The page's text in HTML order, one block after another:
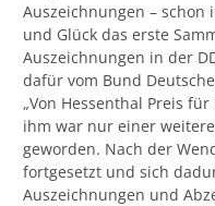
Auszeichnungen – schon
und Glück das erste
Auszeichnungen in der
dafür vom Bund
„Von Hessenthal Preis
ihm war nur einer
geworden. Nach der
fortgesetzt und sich
Auszeichnungen und